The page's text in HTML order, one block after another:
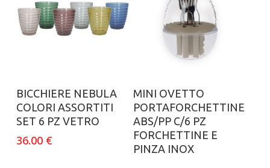
Aggiungi al carrello
BICCHIERE NEBULA
COLORI ASSORTITI
SET 6 PZ VETRO
36.00 €
Aggiungi al carrello
MINI OVETTO
PORTAFORCHETTINE
ABS/PP C/6 PZ
FORCHETTINE E
PINZA INOX